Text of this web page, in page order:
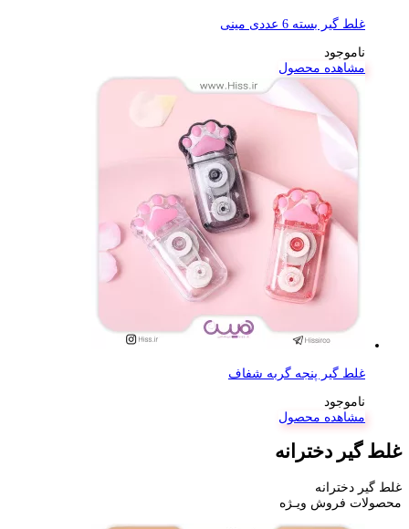
غلط گیر بسته 6 عددی مینی
ناموجود
مشاهده محصول
غلط گیر پنجه گربه شفاف
ناموجود
مشاهده محصول
غلط گیر دخترانه
غلط گیر دخترانه
محصولات فروش ویـژه